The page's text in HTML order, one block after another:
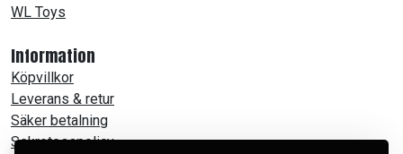
WL Toys
Information
Köpvillkor
Leverans & retur
Säker betalning
Sekretesspolicy